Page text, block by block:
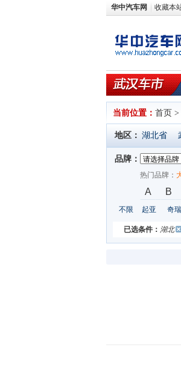
华中汽车网 收藏本
当前位置： 首页 >
地区： 湖北省
品牌：
热门品牌：
A B
不限 起亚 奇瑞
已选条件： 湖北